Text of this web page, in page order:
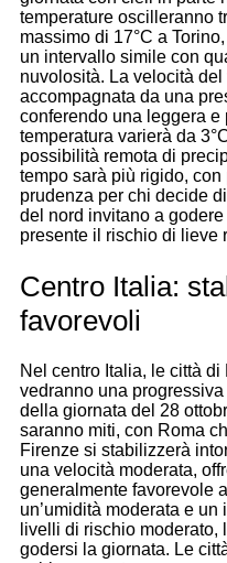
temperature oscilleranno
massimo di 17°C a
un intervallo simile con
nuvolosità. La velocità
accompagnata da una
conferendo una leggera e
temperatura varierà da
possibilità remota di
tempo sarà più rigido,
prudenza per chi decide
del nord invitano a
presente il rischio di lieve
Centro Italia:
favorevoli
Nel centro Italia, le città
vedranno una
della giornata del 28
saranno miti, con Roma
Firenze si stabilizzerà
una velocità moderata,
generalmente favorevole
un’umidità moderata e
livelli di rischio
godersi la giornata. Le